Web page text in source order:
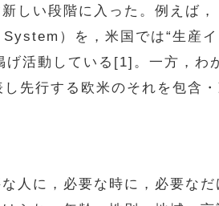
しい段階に入った。例えば，
）を，米国では“生産イ
活動している[1]。一方，わ
先行する欧米のそれを包含
人に，必要な時に，必要な